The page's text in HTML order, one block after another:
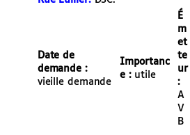
Date de
demande :
vieille demande
Importanc
e :utile
É
m
et
te
ur
:
A
V
B